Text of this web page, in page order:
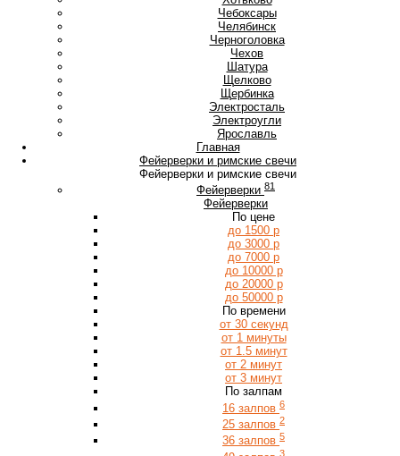
Чебоксары
Челябинск
Черноголовка
Чехов
Шатура
Щелково
Щербинка
Электросталь
Электроугли
Ярославль
Главная
Фейерверки и римские свечи
Фейерверки и римские свечи
Фейерверки 81
Фейерверки
По цене
до 1500 р
до 3000 р
до 7000 р
до 10000 р
до 20000 р
до 50000 р
По времени
от 30 секунд
от 1 минуты
от 1.5 минут
от 2 минут
от 3 минут
По залпам
16 залпов 6
25 залпов 2
36 залпов 5
3